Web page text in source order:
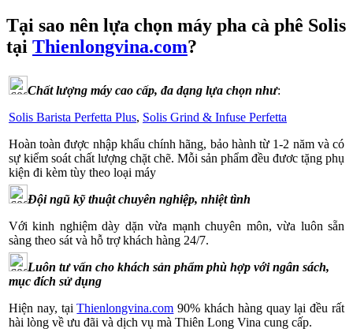
Tại sao nên lựa chọn máy pha cà phê Solis
tại Thienlongvina.com?
Chất lượng máy cao cấp, đa dạng lựa chọn như:
Solis Barista Perfetta Plus, Solis Grind & Infuse Perfetta
Hoàn toàn được nhập khẩu chính hãng, bảo hành từ 1-2 năm và có
sự kiểm soát chất lượng chặt chẽ. Mỗi sản phẩm đều đươc tặng phụ
kiện đi kèm tùy theo loại máy
Đội ngũ kỹ thuật chuyên nghiệp, nhiệt tình
Với kinh nghiệm dày dặn vừa mạnh chuyên môn, vừa luôn sẵn
sàng theo sát và hỗ trợ khách hàng 24/7.
Luôn tư vấn cho khách sản phẩm phù hợp với ngân sách,
mục đích sử dụng
Hiện nay, tạiThienlongvina.com 90% khách hàng quay lại đều rất
hài lòng về ưu đãi và dịch vụ mà Thiên Long Vina cung cấp.